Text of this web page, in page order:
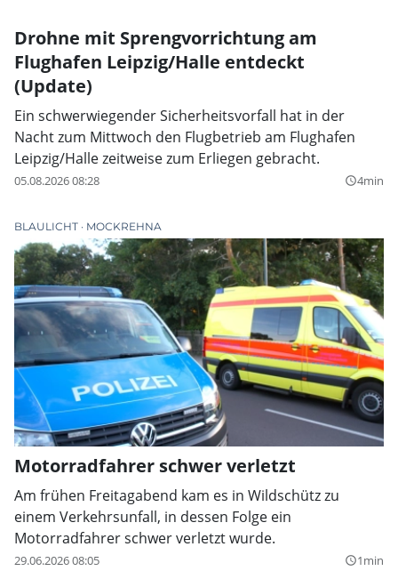
Drohne mit Sprengvorrichtung am
Flughafen Leipzig/Halle entdeckt
(Update)
Ein schwerwiegender Sicherheitsvorfall hat in der
Nacht zum Mittwoch den Flugbetrieb am Flughafen
Leipzig/Halle zeitweise zum Erliegen gebracht.
05.08.2026 08:28 query_builder4min
BLAULICHT MOCKREHNA
Motorradfahrer schwer verletzt
Am frühen Freitagabend kam es in Wildschütz zu
einem Verkehrsunfall, in dessen Folge ein
Motorradfahrer schwer verletzt wurde.
29.06.2026 08:05 query_builder1min